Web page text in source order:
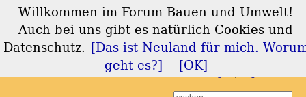
Forum Bauen und
Umwelt
Willkommen im Forum Bauen und Umwelt!
Auch bei uns gibt es natürlich Cookies und
Datenschutz. [Das ist Neuland für mich.
geht es?]
[OK]